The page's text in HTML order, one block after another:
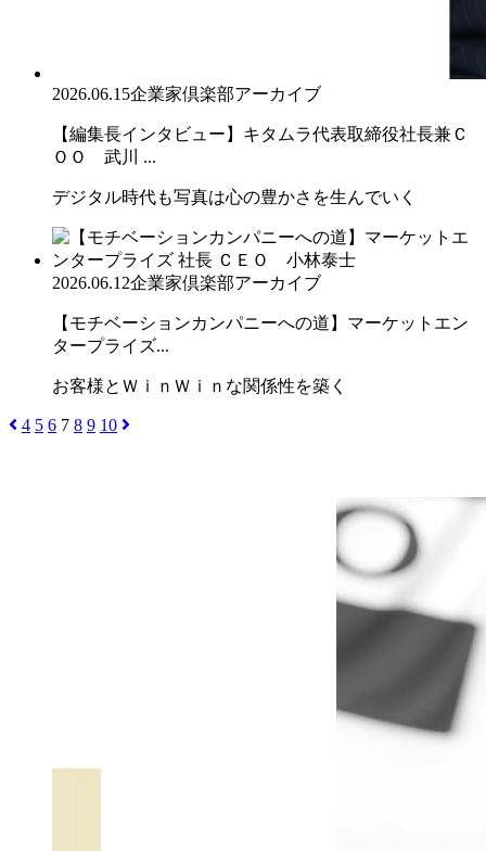
2026.06.15企業家倶楽部アーカイブ
【編集長インタビュー】キタムラ代表取締役社長兼Ｃ
ＯＯ 武川 ...
デジタル時代も写真は心の豊かさを生んでいく
2026.06.12企業家倶楽部アーカイブ
【モチベーションカンパニーへの道】マーケットエン
タープライズ...
お客様とＷｉｎＷｉｎな関係性を築く
4 5 6 7 8 9 10